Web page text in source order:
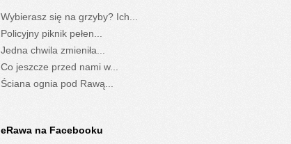
Wybierasz się na grzyby? Ich...
Policyjny piknik pełen...
Jedna chwila zmieniła...
Co jeszcze przed nami w...
Ściana ognia pod Rawą...
eRawa na Facebooku